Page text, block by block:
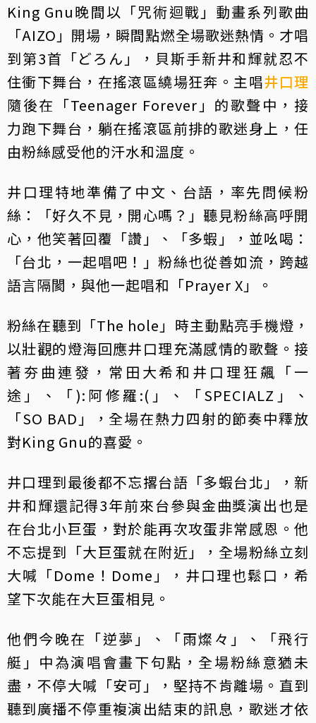
King Gnu晚間以「咒術迴戰」動畫系列歌曲
「AIZO」開場，瞬間點燃全場歌迷熱情。才唱
到第3首「どろん」，貝斯手新井和輝就忍不
住衝下舞台，在搖滾區繞場狂奔。主唱井口理
隨後在「Teenager Forever」的歌聲中，接
力跑下舞台，躺在搖滾區前排的歌迷身上，任
由粉絲感受他的汗水和溫度。
井口理特地準備了中文、台語，率先問候粉
絲：「好久不見，開心嗎？」聽見粉絲高呼開
心，他笑著回覆「讚」、「多蝦」，並吆喝：
「台北，一起唱吧！」粉絲也從善如流，跨越
語言隔閡，與他一起唱和「Prayer X」。
粉絲在聽到「The hole」時主動點亮手機燈，
以壯觀的燈海回應井口理充滿感情的歌聲。接
著夯曲連發，常田大希和井口理狂飆「一
途」、「):阿修羅:(」、「SPECIALZ」、
「SO BAD」，全場在熱力四射的節奏中釋放
對King Gnu的喜愛。
井口理到最後都不忘撂台語「多蝦台北」，新
井和輝還記得3年前來台參與金曲獎演出也是
在台北小巨蛋，對於能再次攻蛋非常感恩。他
不忘提到「大巨蛋就在附近」，全場粉絲立刻
大喊「Dome！Dome」，井口理也鬆口，希
望下次能在大巨蛋相見。
他們今晚在「逆夢」、「雨燦々」、「飛行
艇」中為演唱會畫下句點，全場粉絲意猶未
盡，不停大喊「安可」，堅持不肯離場。直到
聽到廣播不停重複演出結束的訊息，歌迷才依